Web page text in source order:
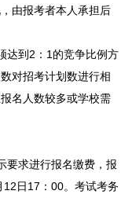
由报考者本人承担后
达到2：1的竞争比例方
对招考计划数进行相
名人数较多或学校需
要求进行报名缴费，报
日17：00。考试考务